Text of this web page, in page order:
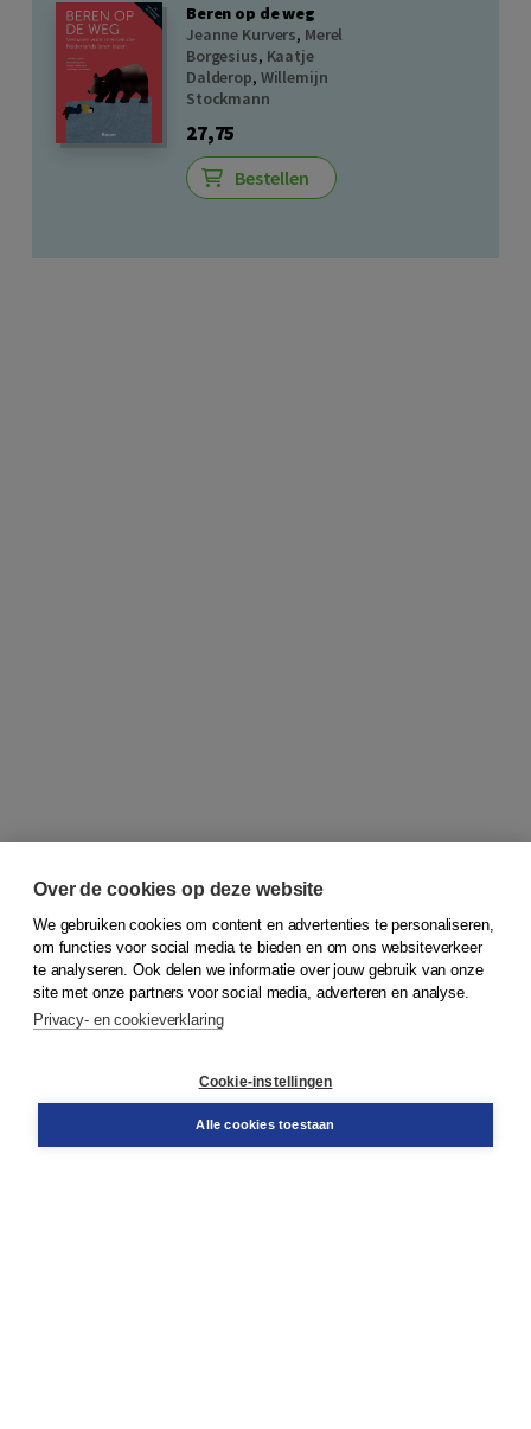
Beren op de weg
Jeanne Kurvers, Merel
Borgesius, Kaatje
Dalderop, Willemijn
Stockmann
27,75
Bestellen
© 2026Koninklijke Boom uitgevers
Bestellen
Over de cookies op deze website
We gebruiken cookies om content en advertenties te personaliseren,
om functies voor social media te bieden en om ons websiteverkeer
te analyseren. Ook delen we informatie over jouw gebruik van onze
site met onze partners voor social media, adverteren en analyse.
Privacy- en cookieverklaring
Cookie-instellingen
Alle cookies toestaan